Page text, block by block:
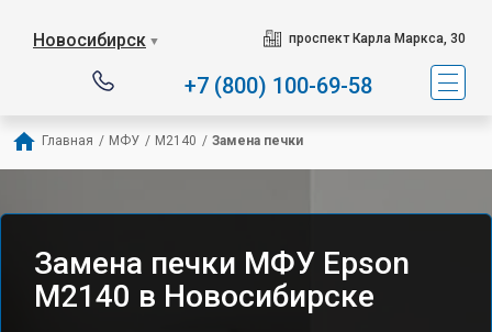
Новосибирск ▼ проспект Карла Маркса, 30
+7 (800) 100-69-58
Главная / МФУ / M2140 / Замена печки
Замена печки МФУ Epson
M2140 в Новосибирске